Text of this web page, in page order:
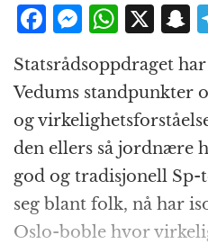
F
c
e
b
o
o
k
M
ss
e
n
g
e
r
W
h
at
s
A
p
p
X S
a
c
Statsrådsoppdraget
Vedums standpunkter
og
den ellers så jordnære
god og tradisjonell
seg blant folk, nå har
Oslo-boble hvor